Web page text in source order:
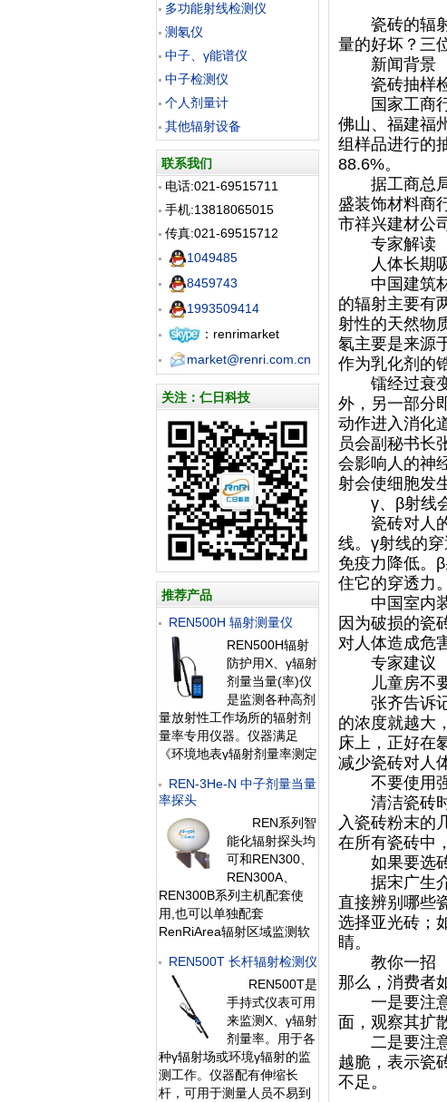
多功能射线检测仪
测氡仪
中子、γ能谱仪
中子检测仪
个人剂量计
其他辐射设备
联系我们
电话:021-69515711
手机:13818065015
传真:021-69515712
1049485
8459743
1993509414
：renrimarket
market@renri.com.cn
关注：仁日科技
推荐产品
REN500H 辐射测量仪
REN500H辐射
防护用X、γ辐射
剂量当量(率)仪
是监测各种高剂
量放射性工作场所的辐射剂
量率专用仪器。仪器满足
《环境地表γ辐射剂量率测定
求。该仪器除能测高能γ射线
外，还能对低能X射线进行
准确的测量，具有良好的能
量响应特性。此外通过配套
的RenRiRate辐射剂量管理
软件可将存储
REN-3He-N 中子剂量当量
率探头
REN系列智
能化辐射探头均
可和REN300、
REN300A、
REN300B系列主机配套使
用,也可以单独配套
RenRiArea辐射区域监测软
RS485/RS232的通讯能力。
所有探头均可单独外接报警
灯，在超阈值的情
REN500T 长杆辐射检测仪
REN500T是
手持式仪表可用
来监测X、γ辐射
剂量率。用于各
种γ辐射场或环境γ辐射的监
测工作。仪器配有伸缩长
杆，可用于测量人员不易到
瓷砖的辐射
量的好坏？三
新闻背景
瓷砖抽样检
国家工商行
佛山、福建福
组样品进行的
88.6%。
据工商总局
盛装饰材料商
市祥兴建材公
专家解读
人体长期吸
中国建筑材
的辐射主要有
射性的天然物
氡主要是来源
作为乳化剂的
镭经过衰变
外，另一部分
动作进入消化
员会副秘书长
会影响人的神
射会使细胞发
γ、β射线会
瓷砖对人的
线。γ射线的
免疫力降低。
住它的穿透力。
中国室内装
因为破损的瓷
对人体造成危
专家建议
儿童房不
张齐告诉记
的浓度就越大
床上，正好在
减少瓷砖对人
不要使用强
清洁瓷砖时
入瓷砖粉末的
在所有瓷砖中
如果要选砖
据宋广生介
直接辨别哪些
选择亚光砖；
睛。
教你一招
那么，消费者
一是要注意
面，观察其扩
二是要注意
越脆，表示瓷
不足。